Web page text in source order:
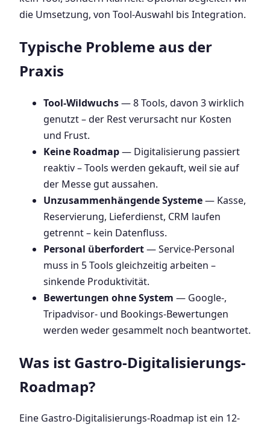
die Umsetzung, von Tool-Auswahl bis Integration.
Typische Probleme aus der
Praxis
Tool-Wildwuchs— 8 Tools, davon 3 wirklich
genutzt – der Rest verursacht nur Kosten
und Frust.
Keine Roadmap— Digitalisierung passiert
reaktiv – Tools werden gekauft, weil sie auf
der Messe gut aussahen.
Unzusammenhängende Systeme— Kasse,
Reservierung, Lieferdienst, CRM laufen
getrennt – kein Datenfluss.
Personal überfordert— Service-Personal
muss in 5 Tools gleichzeitig arbeiten –
sinkende Produktivität.
Bewertungen ohne System — Google-,
Tripadvisor- und Bookings-Bewertungen
werden weder gesammelt noch beantwortet.
Was ist Gastro-Digitalisierungs-
Roadmap?
Eine Gastro-Digitalisierungs-Roadmap ist ein 12-